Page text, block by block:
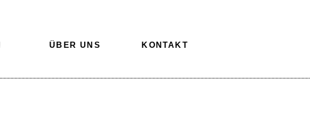
ÜBER UNS KONTAKT